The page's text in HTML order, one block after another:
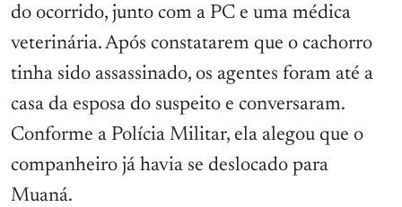
do ocorrido, junto com a PC e uma médica
veterinária. Após constatarem que o cachorro
tinha sido assassinado, os agentes foram até a
casa da esposa do suspeito e conversaram.
Conforme a Polícia Militar, ela alegou que o
companheiro já havia se deslocado para
Muaná.